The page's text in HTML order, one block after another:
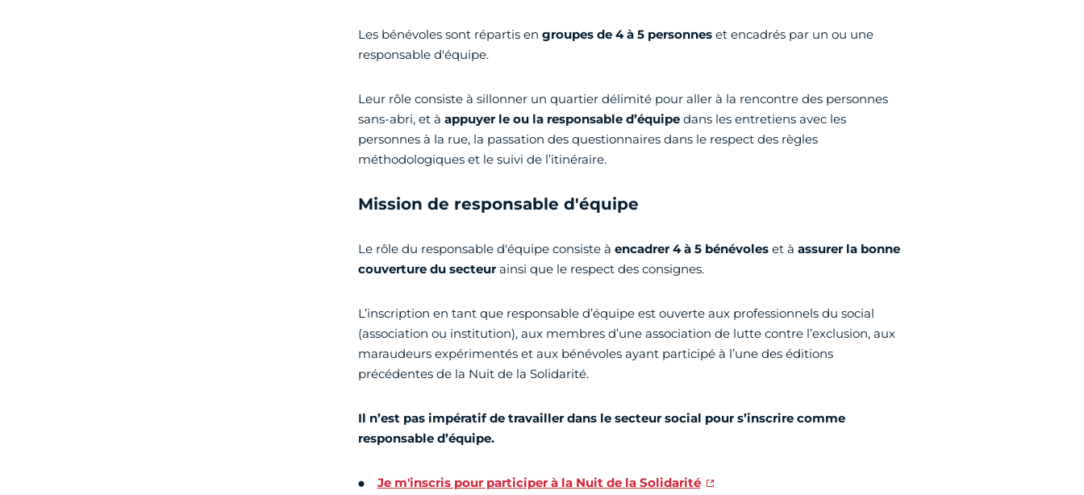
Les bénévoles sont répartis en groupes de 4 à 5 personneset encadrés par un ou une
responsable d'équipe.
Leur rôle consiste à sillonner un quartier délimité pour aller à la rencontre des personnes
sans-abri, et à appuyer le ou la responsable d’équipedans les entretiens avec les
personnes à la rue, la passation des questionnaires dans le respect des règles
méthodologiques et le suivi de l’itinéraire.
Mission de responsable d'équipe
Le rôle du responsable d'équipe consiste à encadrer 4 à 5 bénévoleset à assurer la bonne
couverture du secteurainsi que le respect des consignes.
L’inscription en tant que responsable d’équipe est ouverte aux professionnels du social
(association ou institution), aux membres d’une association de lutte contre l’exclusion, aux
maraudeurs expérimentés et aux bénévoles ayant participé à l’une des éditions
précédentes de la Nuit de la Solidarité.
Il n’est pas impératif de travailler dans le secteur social pour s’inscrire comme
responsable d’équipe.
Je m'inscris pour participer à la Nuit de la Solidarité